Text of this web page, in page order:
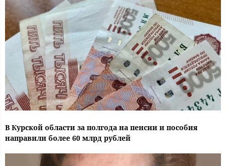
В Курской области за полгода на пенсии и пособия
направили более 60 млрд рублей